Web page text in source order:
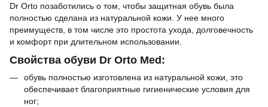
Dr Orto позаботились о том, чтобы защитная обувь была
полностью сделана из натуральной кожи. У нее много
преимуществ, в том числе это простота ухода, долговечность
и комфорт при длительном использовании.
Свойства обуви Dr Orto Med:
обувь полностью изготовлена из натуральной кожи, это
обеспечивает благоприятные гигиенические условия для
ног;